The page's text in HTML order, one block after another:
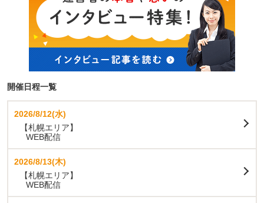
開催日程一覧
2026/8/12(水)
【札幌エリア】
WEB配信
2026/8/13(木)
【札幌エリア】
WEB配信